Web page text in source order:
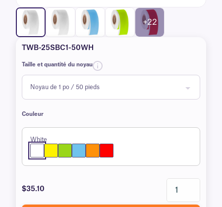
+22
TWB-25SBC1-50WH
Taille et quantité du noyau
Couleur
White
$35.10